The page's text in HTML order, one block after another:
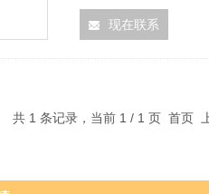
现在联系
共 1 条记录，当前 1 / 1 页 首页